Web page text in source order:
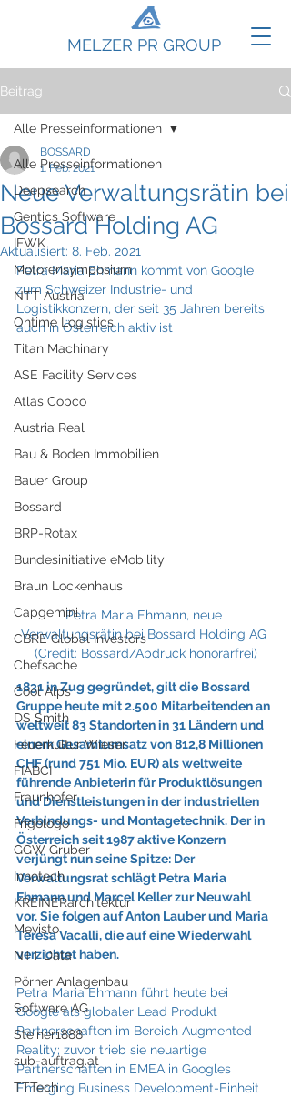
MELZER PR GROUP
Beitrag
Alle Presseinformationen
Deepsearch
Gentics Software
IFWK
Motorensymposium
NTT Austria
Ontime Logistics
Titan Machinary
ASE Facility Services
Atlas Copco
Austria Real
Bau & Boden Immobilien
Bauer Group
Bossard
BRP-Rotax
Bundesinitiative eMobility
Braun Lockenhaus
Capgemini
CBRE Global Investors
Chefsache
Cool Alps
DS Smith
Feuerkultur Wieser
FIABCI
Fraunhofer
Frigologo
GGW Gruber
Innotech
KREINERarchitektur
Mevisto
NTT Data
Pörner Anlagenbau
Software AG
Steiner1888
sub-auftrag.at
TTTech
Alle Presseinformationen
Neue Verwaltungsrätin bei
Bossard Holding AG
BOSSARD
1. Feb. 2021
Aktualisiert: 8. Feb. 2021
Petra Maria Ehmann kommt von Google
zum Schweizer Industrie- und
Logistikkonzern, der seit 35 Jahren bereits
auch in Österreich aktiv ist
Petra Maria Ehmann, neue
Verwaltungsrätin bei Bossard Holding AG
(Credit: Bossard/Abdruck honorarfrei)
1831 in Zug gegründet, gilt die Bossard
Gruppe heute mit 2.500 Mitarbeitenden an
weltweit 83 Standorten in 31 Ländern und
einem Gesamtumsatz von 812,8 Millionen
CHF (rund 751 Mio. EUR) als weltweite
führende Anbieterin für Produktlösungen
und Dienstleistungen in der industriellen
Verbindungs- und Montagetechnik. Der in
Österreich seit 1987 aktive Konzern
verjüngt nun seine Spitze: Der
Verwaltungsrat schlägt Petra Maria
Ehmann und Marcel Keller zur Neuwahl
vor. Sie folgen auf Anton Lauber und Maria
Teresa Vacalli, die auf eine Wiederwahl
verzichtet haben.
Petra Maria Ehmann führt heute bei
Google als globaler Lead Produkt
Partnerschaften im Bereich Augmented
Reality; zuvor trieb sie neuartige
Partnerschaften in EMEA in Googles
Emerging Business Development-Einheit